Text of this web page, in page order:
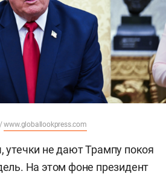
/www.globallookpress.com
не дают Трампу покоя
На этом фоне президент